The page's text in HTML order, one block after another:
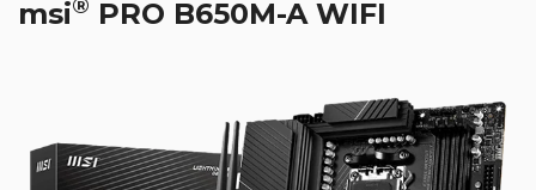
msi® PRO B650M-A WIFI